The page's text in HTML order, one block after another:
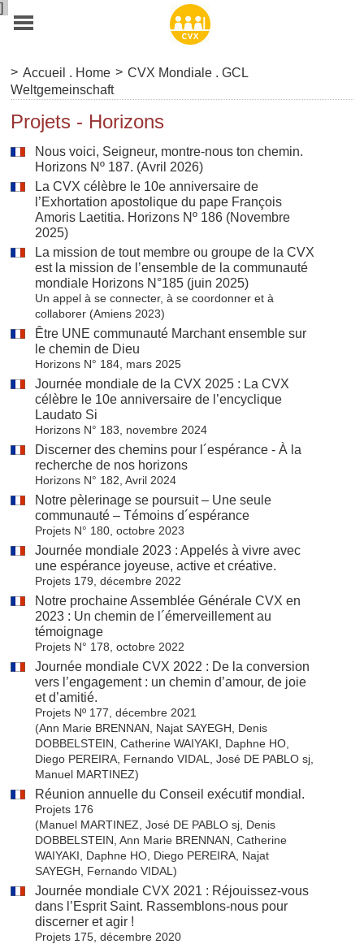
]
> Accueil . Home > CVX Mondiale . GCL
Weltgemeinschaft
Projets - Horizons
Nous voici, Seigneur, montre-nous ton chemin.
Horizons Nº 187. (Avril 2026)
La CVX célèbre le 10e anniversaire de
l’Exhortation apostolique du pape François
Amoris Laetitia. Horizons Nº 186 (Novembre
2025)
La mission de tout membre ou groupe de la CVX
est la mission de l’ensemble de la communauté
mondiale Horizons N°185 (juin 2025)
Un appel à se connecter, à se coordonner et à
collaborer (Amiens 2023)
Être UNE communauté Marchant ensemble sur
le chemin de Dieu
Horizons N° 184, mars 2025
Journée mondiale de la CVX 2025 : La CVX
célèbre le 10e anniversaire de l’encyclique
Laudato Si
Horizons N° 183, novembre 2024
Discerner des chemins pour l´espérance - À la
recherche de nos horizons
Horizons N° 182, Avril 2024
Notre pèlerinage se poursuit – Une seule
communauté – Témoins d´espérance
Projets N° 180, octobre 2023
Journée mondiale 2023 : Appelés à vivre avec
une espérance joyeuse, active et créative.
Projets 179, décembre 2022
Notre prochaine Assemblée Générale CVX en
2023 : Un chemin de l´émerveillement au
témoignage
Projets N° 178, octobre 2022
Journée mondiale CVX 2022 : De la conversion
vers l’engagement : un chemin d’amour, de joie
et d’amitié.
Projets Nº 177, décembre 2021
(Ann Marie BRENNAN, Najat SAYEGH, Denis
DOBBELSTEIN, Catherine WAIYAKI, Daphne HO,
Diego PEREIRA, Fernando VIDAL, José DE PABLO sj,
Manuel MARTINEZ)
Réunion annuelle du Conseil exécutif mondial.
Projets 176
(Manuel MARTINEZ, José DE PABLO sj, Denis
DOBBELSTEIN, Ann Marie BRENNAN, Catherine
WAIYAKI, Daphne HO, Diego PEREIRA, Najat
SAYEGH, Fernando VIDAL)
Journée mondiale CVX 2021 : Réjouissez-vous
dans l’Esprit Saint. Rassemblons-nous pour
discerner et agir !
Projets 175, décembre 2020